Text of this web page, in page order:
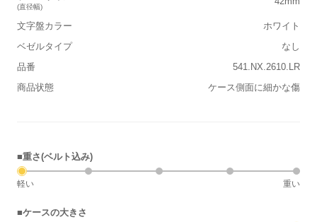
(直径幅)
文字盤カラー
ホワイト
ベゼルタイプ
なし
品番
541.NX.2610.LR
商品状態
ケース側面に細かな傷
■重さ(ベルト込み)
軽い 重い
■ケースの大きさ